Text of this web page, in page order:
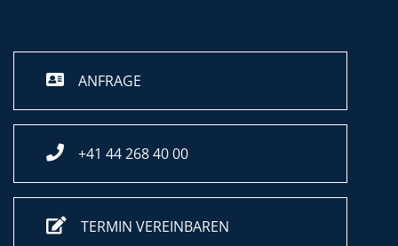
ANFRAGE
+41 44 268 40 00
TERMIN VEREINBAREN